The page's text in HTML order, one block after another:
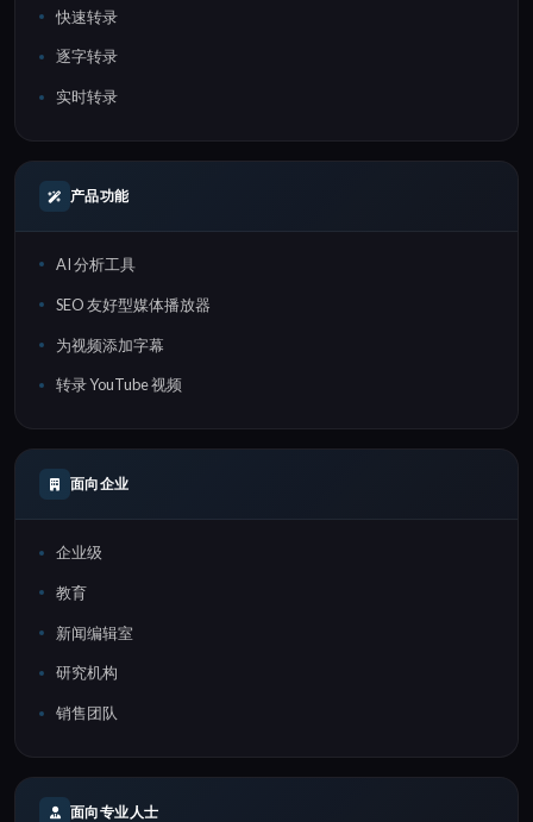
快速转录
逐字转录
实时转录
产品功能
AI 分析工具
SEO 友好型媒体播放器
为视频添加字幕
转录 YouTube 视频
面向企业
企业级
教育
新闻编辑室
研究机构
销售团队
面向专业人士